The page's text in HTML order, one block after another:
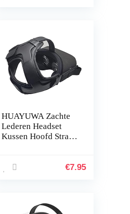
HUAYUWA Zachte
Lederen Headset
Kussen Hoofd Strap
1/Rift S VR Bril
€7.95